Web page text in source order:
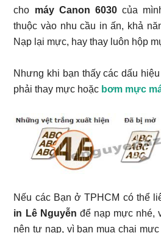
cho máy Canon 6030của
thuộc vào nhu cầu in ấn, khả
Nạp lại mực, hay thay luôn hộp
Nhưng khi bạn thấy các dấu
phải thay mực hoặc bơm mực
Nếu các Bạn ở TPHCM có thể
in Lê Nguyễn để nạp mực nhé,
nên tự nạp, vì bạn mua chai